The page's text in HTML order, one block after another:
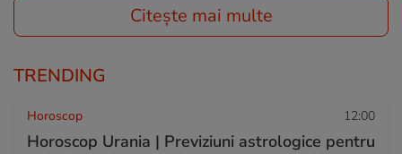
Citește mai multe
TRENDING
Horoscop 12:00
Horoscop Urania | Previziuni astrologice pentru